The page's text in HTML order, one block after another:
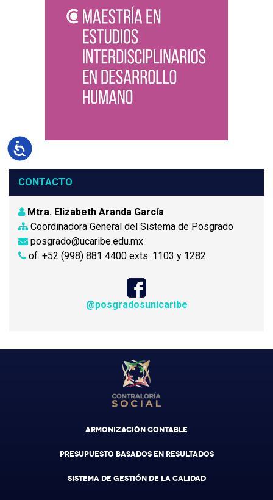
Accesibilidad
CONTACTO
Mtra. Elizabeth Aranda García
Coordinadora General del Sistema de Posgrado
posgrado@ucaribe.edu.mx
of. +52 (998) 881 4400 exts. 1103 y 1282
@posgradosunicaribe
ARMONIZACIÓN CONTABLE
PRESUPUESTO BASADOS EN RESULTADOS
SISTEMA DE GESTIÓN DE LA CALIDAD